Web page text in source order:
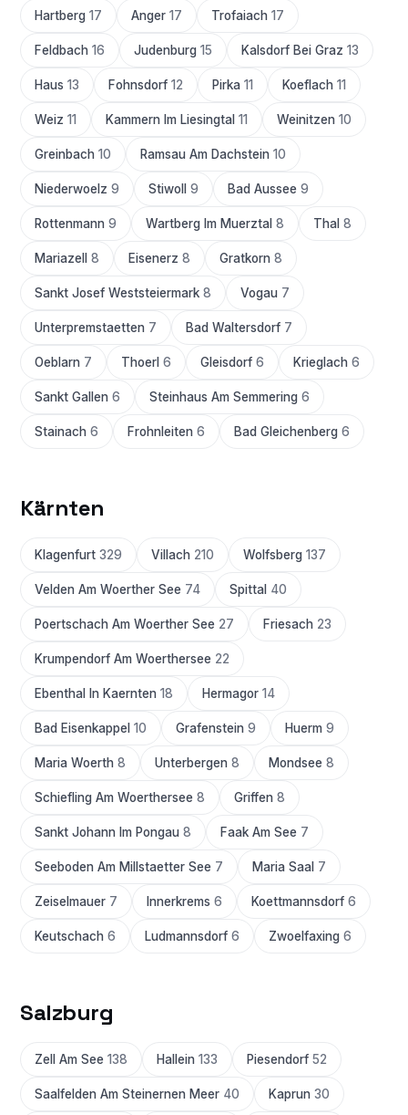
Hartberg 17 Anger 17 Trofaiach 17
Feldbach 16 Judenburg 15 Kalsdorf Bei Graz 13
Haus 13 Fohnsdorf 12 Pirka 11 Koeflach 11
Weiz 11 Kammern Im Liesingtal 11 Weinitzen 10
Greinbach 10 Ramsau Am Dachstein 10
Niederwoelz 9 Stiwoll 9 Bad Aussee 9
Rottenmann 9 Wartberg Im Muerztal 8 Thal 8
Mariazell 8 Eisenerz 8 Gratkorn 8
Sankt Josef Weststeiermark 8 Vogau 7
Unterpremstaetten 7 Bad Waltersdorf 7
Oeblarn 7 Thoerl 6 Gleisdorf 6 Krieglach 6
Sankt Gallen 6 Steinhaus Am Semmering 6
Stainach 6 Frohnleiten 6 Bad Gleichenberg 6
Kärnten
Klagenfurt 329 Villach 210 Wolfsberg 137
Velden Am Woerther See 74 Spittal 40
Poertschach Am Woerther See 27 Friesach 23
Krumpendorf Am Woerthersee 22
Ebenthal In Kaernten 18 Hermagor 14
Bad Eisenkappel 10 Grafenstein 9 Huerm 9
Maria Woerth 8 Unterbergen 8 Mondsee 8
Schiefling Am Woerthersee 8 Griffen 8
Sankt Johann Im Pongau 8 Faak Am See 7
Seeboden Am Millstaetter See 7 Maria Saal 7
Zeiselmauer 7 Innerkrems 6 Koettmannsdorf 6
Keutschach 6 Ludmannsdorf 6 Zwoelfaxing 6
Salzburg
Zell Am See 138 Hallein 133 Piesendorf 52
Saalfelden Am Steinernen Meer 40 Kaprun 30